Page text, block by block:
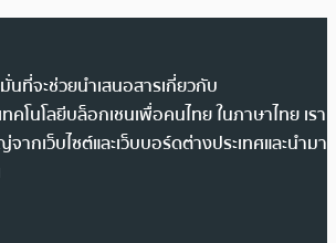
ที่จะช่วยนำเสนอสารเกี่ยวกับ
คโนโลยีบล็อกเชนเพื่อคนไทย ในภาษาไทย เรา
กเว็บไซต์และเว็บบอร์ดต่างประเทศและนำมา